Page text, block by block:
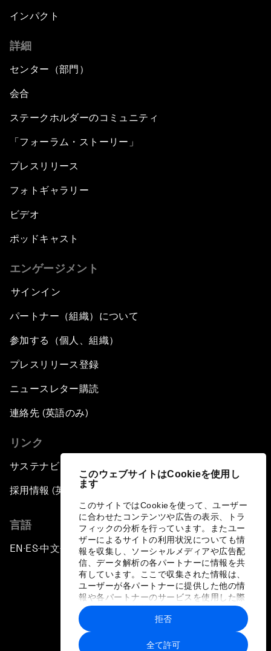
このウェブサイトはCookieを使用し
ます
このサイトではCookieを使って、ユーザー
に合わせたコンテンツや広告の表示、トラ
フィックの分析を行っています。またユー
ザーによるサイトの利用状況についても情
報を収集し、ソーシャルメディアや広告配
信、データ解析の各パートナーに情報を共
有しています。ここで収集された情報は、
ユーザーが各パートナーに提供した他の情
報や各パートナーのサービスを使用した際
に収集された情報と組み合わされ、各パー
トナーによって使用されることがありま
す。
全て許可
拒否
インパクト
詳細
センター（部門）
会合
ステークホルダーのコミュニティ
「フォーラム・ストーリー」
プレスリリース
フォトギャラリー
ビデオ
ポッドキャスト
エンゲージメント
サインイン
パートナー（組織）について
参加する（個人、組織）
プレスリリース登録
ニュースレター購読
連絡先 (英語のみ)
リンク
サステナビリティへの取り組み
採用情報 (英語のみ)
言語
EN ▪ES▪中文▪ 日本語
プライバシーポリシーと利用規約